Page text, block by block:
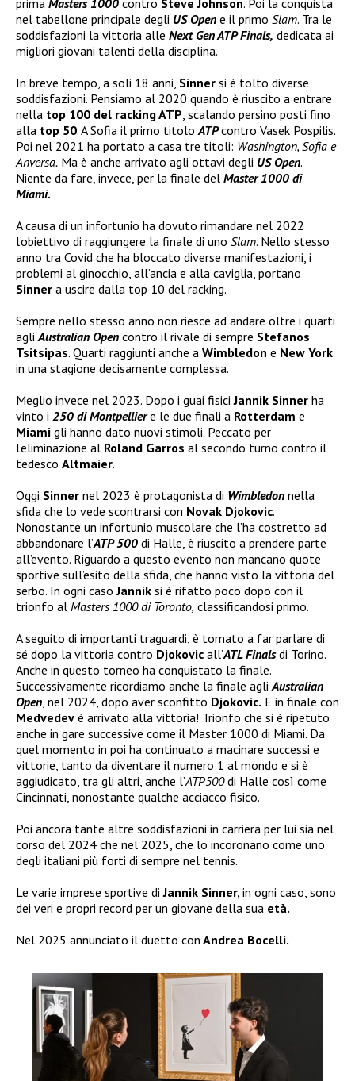
prima Masters 1000 contro Steve Johnson. Poi la conquista
nel tabellone principale degli US Open e il primo Slam. Tra le
soddisfazioni la vittoria alle Next Gen ATP Finals, dedicata ai
migliori giovani talenti della disciplina.
In breve tempo, a soli 18 anni, Sinner si è tolto diverse
soddisfazioni. Pensiamo al 2020 quando è riuscito a entrare
nella top 100 del racking ATP, scalando persino posti fino
alla top 50. A Sofia il primo titoloATPcontro Vasek Pospilis.
Poi nel 2021 ha portato a casa tre titoli: Washington, Sofia e
Anversa. Ma è anche arrivato agli ottavi degli US Open.
Niente da fare, invece, per la finale del Master 1000 di
Miami.
A causa di un infortunio ha dovuto rimandare nel 2022
l’obiettivo di raggiungere la finale di uno Slam. Nello stesso
anno tra Covid che ha bloccato diverse manifestazioni, i
problemi al ginocchio, all’ancia e alla caviglia, portano
Sinner a uscire dalla top 10 del racking.
Sempre nello stesso anno non riesce ad andare oltre i quarti
agliAustralian Open contro il rivale di sempre Stefanos
Tsitsipas. Quarti raggiunti anche a Wimbledon e New York
in una stagione decisamente complessa.
Meglio invece nel 2023. Dopo i guai fisiciJannik Sinner ha
vinto i 250 di Montpelliere le due finali a Rotterdam e
Miami gli hanno dato nuovi stimoli. Peccato per
l’eliminazione al Roland Garros al secondo turno contro il
tedesco Altmaier.
Oggi Sinner nel 2023 è protagonista di Wimbledon nella
sfida che lo vede scontrarsi con Novak Djokovic.
Nonostante un infortunio muscolare che l’ha costretto ad
abbandonare l’ATP 500 di Halle, è riuscito a prendere parte
all’evento. Riguardo a questo evento non mancano quote
sportive sull’esito della sfida, che hanno visto la vittoria del
serbo. In ogni casoJannik si è rifatto poco dopo con il
trionfo al Masters 1000 di Toronto, classificandosi primo.
A seguito di importanti traguardi, è tornato a far parlare di
sé dopo la vittoria contro Djokovic all’ATL Finalsdi Torino.
Anche in questo torneo ha conquistato la finale.
Successivamente ricordiamo anche la finale agliAustralian
Open, nel 2024, dopo aver sconfitto Djokovic. E in finale con
Medvedev è arrivato alla vittoria! Trionfo che si è ripetuto
anche in gare successive come il Master 1000 di Miami. Da
quel momento in poi ha continuato a macinare successi e
vittorie, tanto da diventare il numero 1 al mondo e si è
aggiudicato, tra gli altri, anche l’ATP500di Halle così come
Cincinnati, nonostante qualche acciacco fisico.
Poi ancora tante altre soddisfazioni in carriera per lui sia nel
corso del 2024 che nel 2025, che lo incoronano come uno
degli italiani più forti di sempre nel tennis.
Le varie imprese sportive diJannik Sinner,in ogni caso, sono
dei veri e propri record per un giovane della sua età.
Nel 2025 annunciato il duetto con Andrea Bocelli.